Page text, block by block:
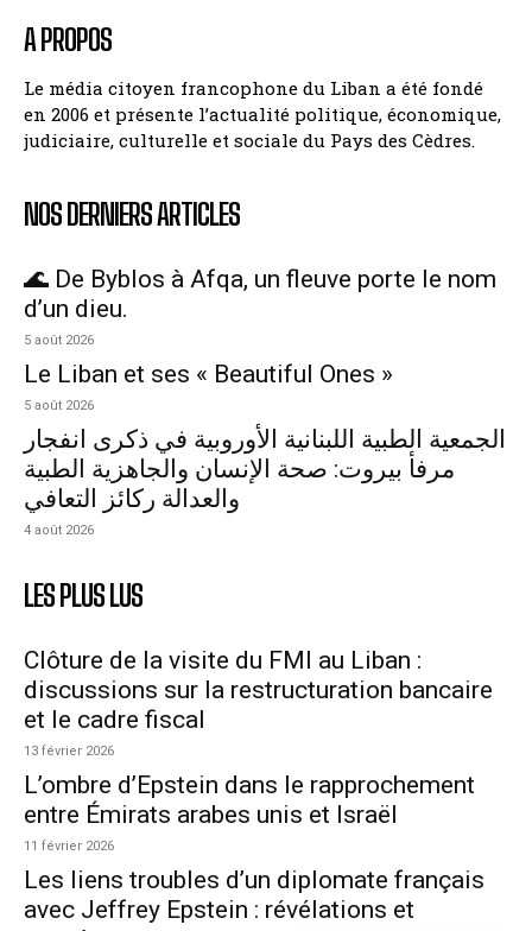
A PROPOS
Le média citoyen francophone du Liban a été fondé
en 2006 et présente l’actualité politique, économique,
judiciaire, culturelle et sociale du Pays des Cèdres.
NOS DERNIERS ARTICLES
🌊 De Byblos à Afqa, un fleuve porte le nom
d’un dieu.
5 août 2026
Le Liban et ses « Beautiful Ones »
5 août 2026
الجمعية الطبية اللبنانية الأوروبية في ذكرى انفجار
مرفأ بيروت: صحة الإنسان والجاهزية الطبية
والعدالة ركائز التعافي
4 août 2026
LES PLUS LUS
Clôture de la visite du FMI au Liban :
discussions sur la restructuration bancaire
et le cadre fiscal
13 février 2026
L’ombre d’Epstein dans le rapprochement
entre Émirats arabes unis et Israël
11 février 2026
Les liens troubles d’un diplomate français
avec Jeffrey Epstein : révélations et